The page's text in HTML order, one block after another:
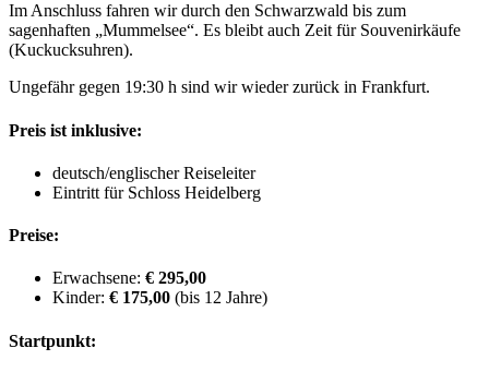
Im Anschluss fahren wir durch den Schwarzwald bis zum
sagenhaften „Mummelsee“. Es bleibt auch Zeit für Souvenirkäufe
(Kuckucksuhren).
Ungefähr gegen 19:30 h sind wir wieder zurück in Frankfurt.
Preis ist inklusive:
deutsch/englischer Reiseleiter
Eintritt für Schloss Heidelberg
Preise:
Erwachsene: € 295,00
Kinder: € 175,00 (bis 12 Jahre)
Startpunkt: